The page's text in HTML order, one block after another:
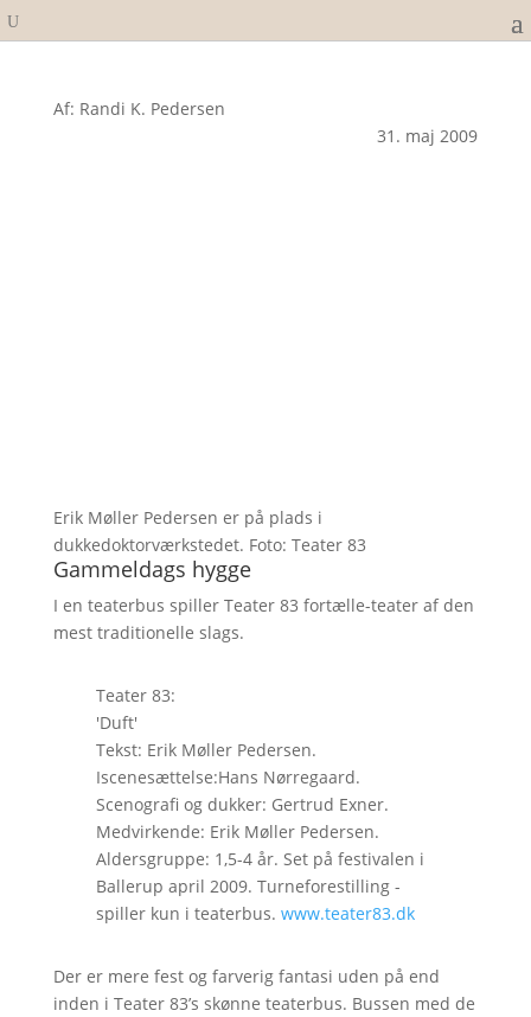
Af: Randi K. Pedersen
31. maj 2009
Erik Møller Pedersen er på plads i
dukkedoktorværkstedet. Foto: Teater 83
Gammeldags hygge
I en teaterbus spiller Teater 83 fortælle-teater af den
mest traditionelle slags.
Teater 83:
'Duft'
Tekst: Erik Møller Pedersen.
Iscenesættelse:Hans Nørregaard.
Scenografi og dukker: Gertrud Exner.
Medvirkende: Erik Møller Pedersen.
Aldersgruppe: 1,5-4 år. Set på festivalen i
Ballerup april 2009. Turneforestilling -
spiller kun i teaterbus. www.teater83.dk
Der er mere fest og farverig fantasi uden på end
inden i Teater 83’s skønne teaterbus. Bussen med de